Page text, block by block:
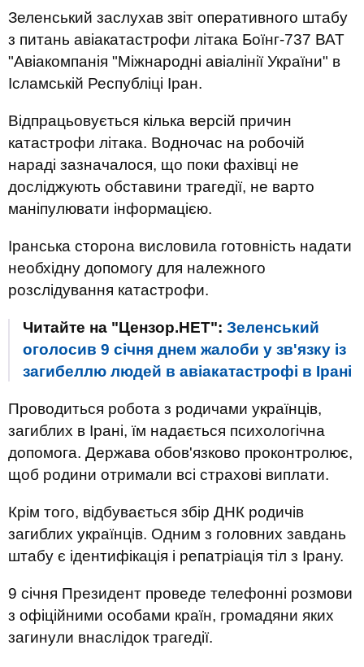
Зеленський заслухав звіт оперативного штабу
з питань авіакатастрофи літака Боїнг-737 ВАТ
"Авіакомпанія "Міжнародні авіалінії України" в
Ісламській Республіці Іран.
Відпрацьовується кілька версій причин
катастрофи літака. Водночас на робочій
нараді зазначалося, що поки фахівці не
досліджують обставини трагедії, не варто
маніпулювати інформацією.
Іранська сторона висловила готовність надати
необхідну допомогу для належного
розслідування катастрофи.
Читайте на "Цензор.НЕТ": Зеленський
оголосив 9 січня днем жалоби у зв'язку із
загибеллю людей в авіакатастрофі в Ірані
Проводиться робота з родичами українців,
загиблих в Ірані, їм надається психологічна
допомога. Держава обов'язково проконтролює,
щоб родини отримали всі страхові виплати.
Крім того, відбувається збір ДНК родичів
загиблих українців. Одним з головних завдань
штабу є ідентифікація і репатріація тіл з Ірану.
9 січня Президент проведе телефонні розмови
з офіційними особами країн, громадяни яких
загинули внаслідок трагедії.